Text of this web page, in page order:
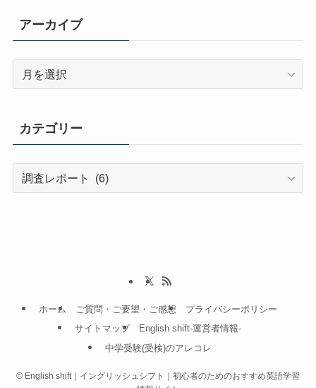
アーカイブ
ブ
カテゴリー
カ
ホーム ご質問・ご要望・ご感想
プライバシーポリシー
サイトマップ
English shift-運営者情報-
中学受験(受検)のアレコレ
© English shift｜イングリッシュシフト｜初心者のためのおすすめ英語学習